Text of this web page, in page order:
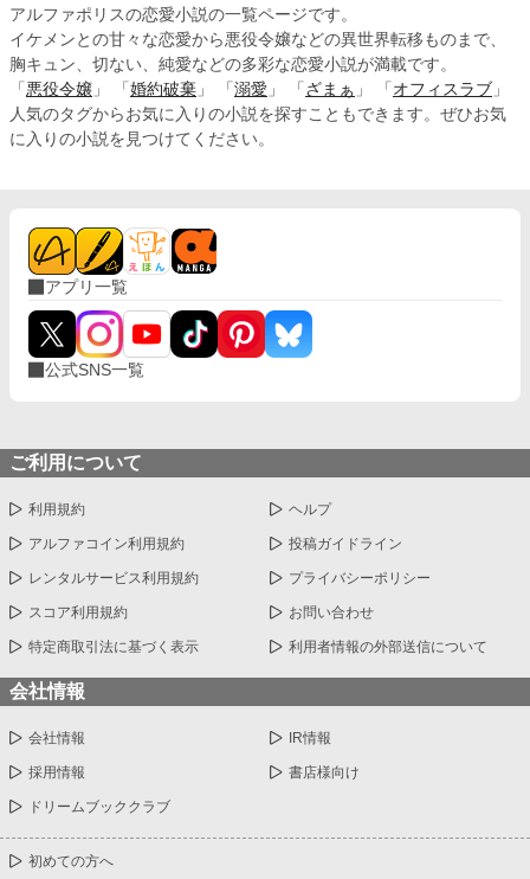
アルファポリスの恋愛小説の一覧ページです。
イケメンとの甘々な恋愛から悪役令嬢などの異世界転移ものまで、
胸キュン、切ない、純愛などの多彩な恋愛小説が満載です。
「 悪役令嬢 」 「 婚約破棄 」 「 溺愛 」 「 ざまぁ 」 「 オフィスラブ 」
人気のタグからお気に入りの小説を探すこともできます。ぜひお気
に入りの小説を見つけてください。
アプリ一覧
公式SNS一覧
ご利用について
利用規約 ヘルプ
アルファコイン利用規約 投稿ガイドライン
レンタルサービス利用規約 プライバシーポリシー
スコア利用規約 お問い合わせ
特定商取引法に基づく表示 利用者情報の外部送信について
会社情報
会社情報 IR情報
採用情報 書店様向け
ドリームブッククラブ
初めての方へ